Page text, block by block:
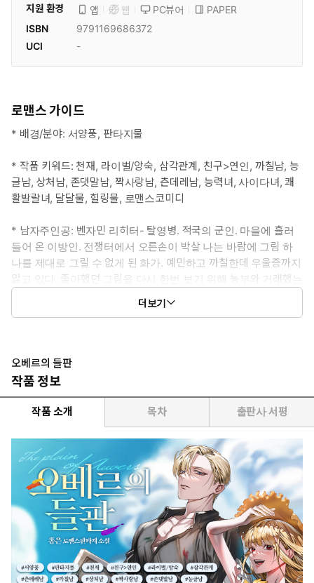
지원 환경 앱 웹 PC뷰어
PAPER
ISBN
9791169686372
UCI
-
로맨스 가이드
* 배경/분야: 서양풍, 판타지물
* 작품 키워드: 천재, 라이벌/앙숙, 삼각관계, 친구>연인, 까칠남, 능
글남, 상처남, 존댓말남, 짝사랑남, 츤데레남, 능력녀, 사이다녀, 쾌
활발랄녀, 달달물, 힐링물, 로맨스코미디
* 남자주인공: 벤자민 리히터- 탈영병. 적국의 군인. 마을에 흘러
들어 온 이방인. 전쟁터에서 오른손이 박살 나는 바람에 그림 하
나를 제대로 그릴 수 없게 된 화가. 예민하고 까칠한데 우울증까지
앓고 있다. 좋아했던 그림을 다시 한번 보기 위해 농부와 거래했는
데, 본인은 그게 사기 거래라는 걸 모른다.
굶으면 되지! 사람의 감정이 뭐죠? 나는 그저 하루하루를 의미 있고
재미있게 살고 싶을 뿐이야.하지만 그녀의 밝은 면 뒤엔 전쟁의 후
유증으로 인해 외상 후 스트레스를 앓고 있는 면모가 숨어 있다.
요즘 가장 큰 걱정은 화가에게 <엠마오의 그리스도>라는 그림을 보
여주기로 했지만, 그게 사실 대령이 불태워서 이 세상에 없다는
거?!
* 이럴 때 보세요: 쾌활한 여주가 까칠 예민한 남주의 속을 터지게 하
는 로맨스가 보고 싶을 때. 마음의 상처가 있는 남주가 발랄한 여주
에게 점점 감겨드는 힐링 로맨스가 보고 싶을 때.
* 공감 글귀:
“우린 언제 군인이 아니게 될까?”
“아마 우리도 끝나지 않을 것 같은 시간을 지나다 보면, 언젠가 평범
더보기
오베르의 들판
작품 정보
작품 소개 목차 출판사 서평